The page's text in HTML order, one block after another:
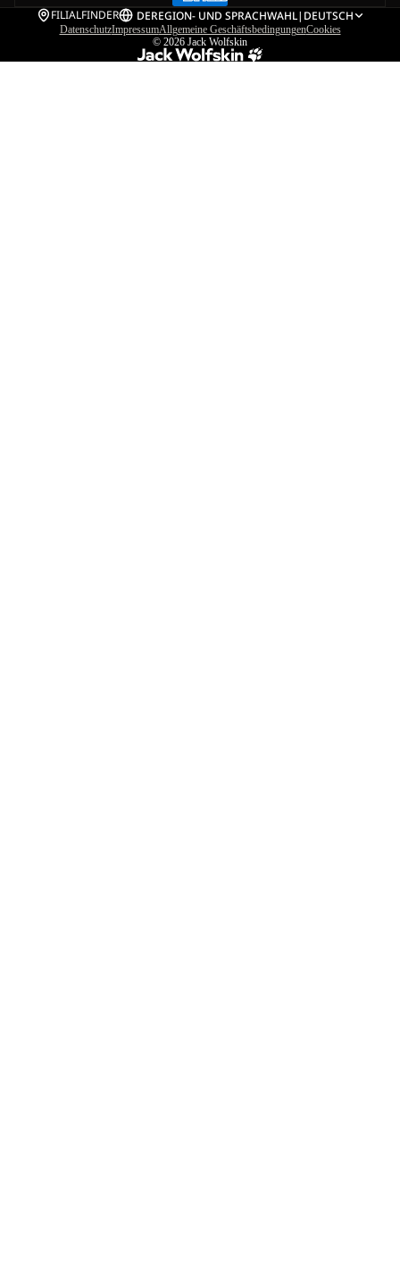
FILIALFINDER DEREGION- UND SPRACHWAHL| DEUTSCH
DatenschutzImpressumAllgemeine GeschäftsbedingungenCookies
© 2026 Jack Wolfskin